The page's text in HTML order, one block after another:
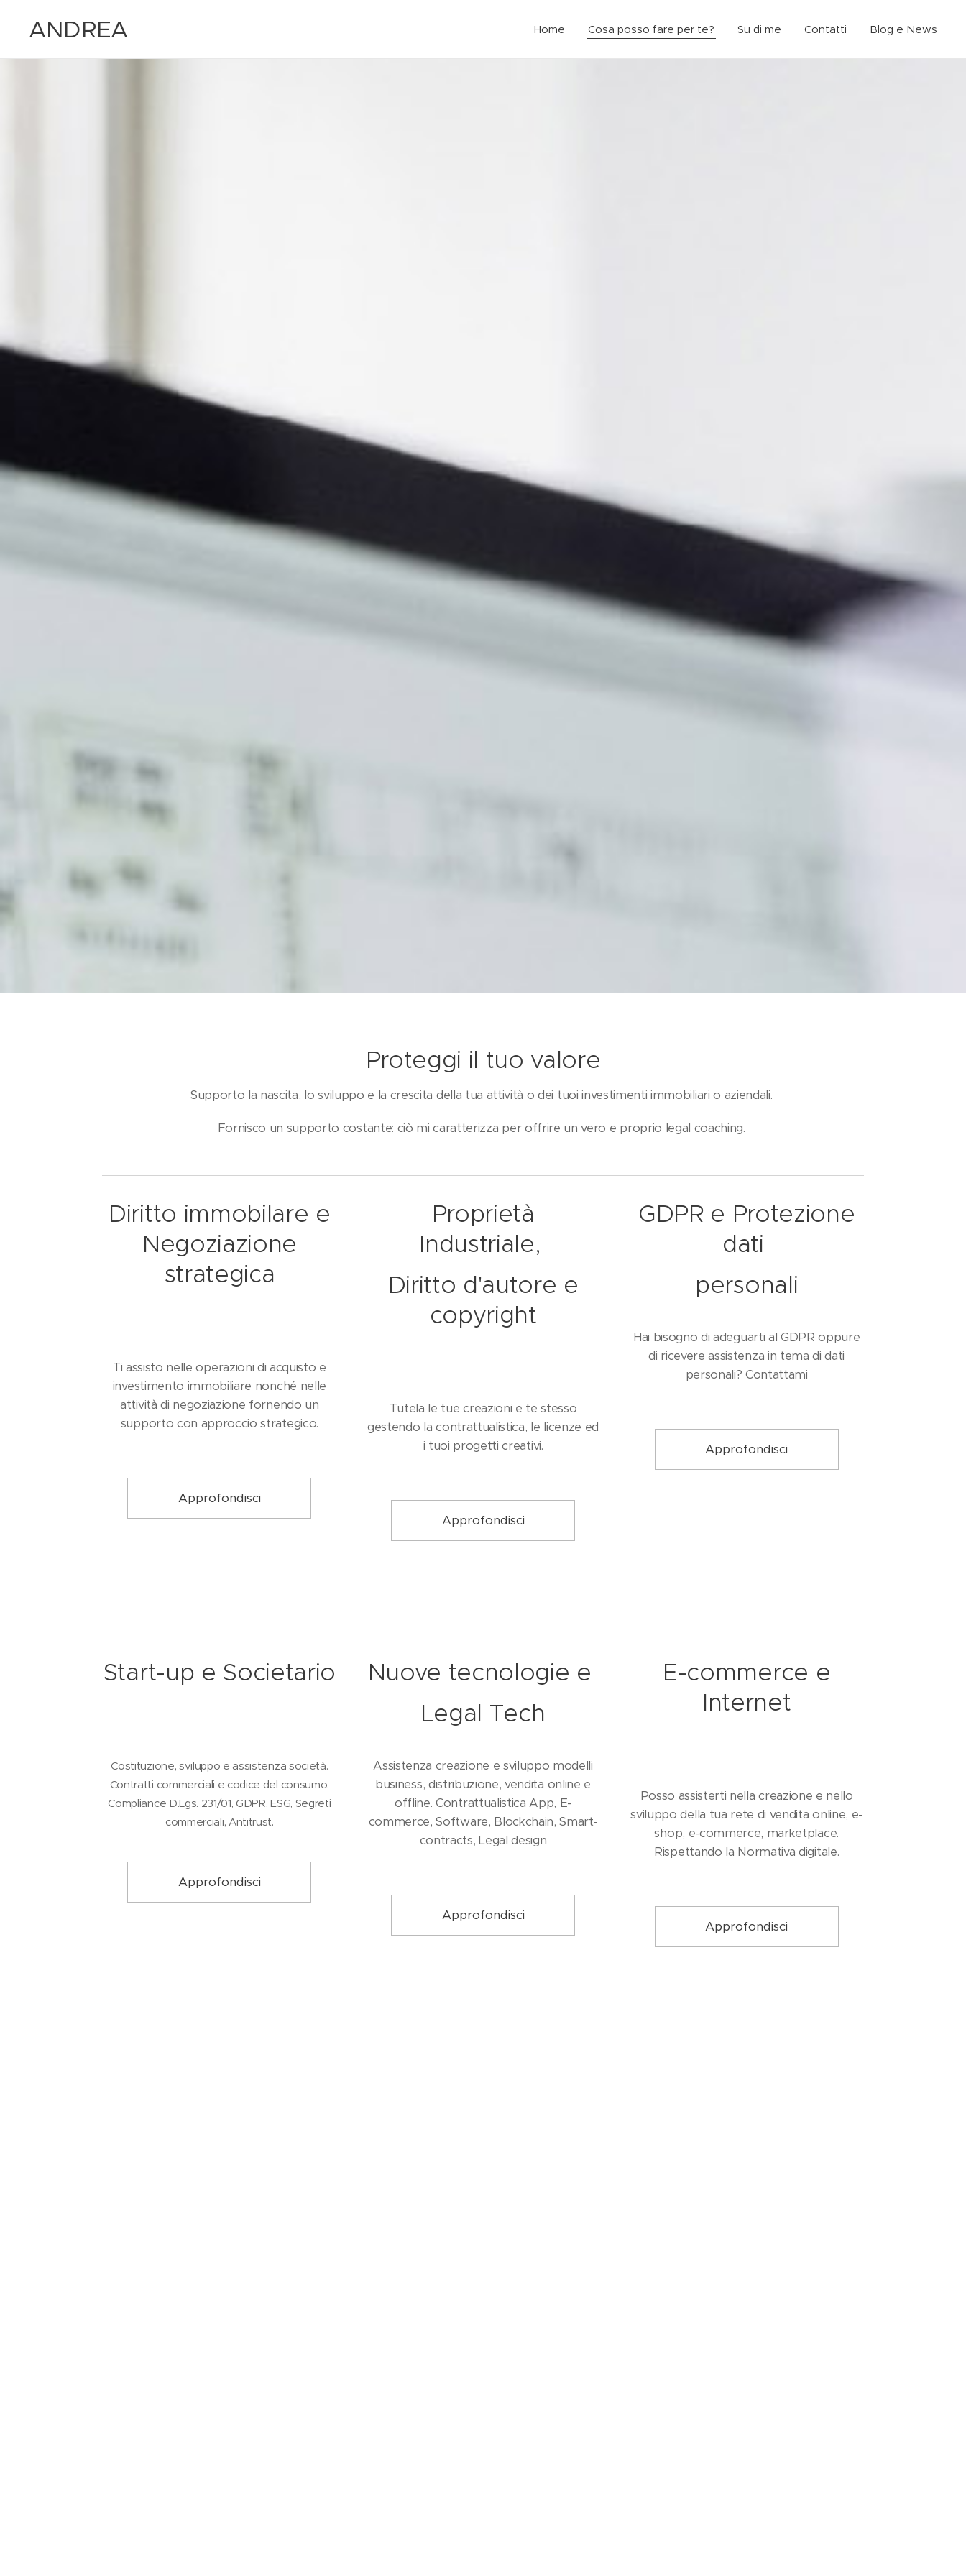
ANDREA
MARIAMAZZARO
Home Cosa posso fare per te? Su di me Contatti Blog e News
Proteggi il tuo valore
Supporto la nascita, lo sviluppo e la crescita della tua attività o dei tuoi investimenti immobiliari o aziendali.
Fornisco un supporto costante: ciò mi caratterizza per offrire un vero e proprio legal coaching.
Diritto immobilare e
Negoziazione
strategica
Ti assisto nelle operazioni di acquisto e
investimento immobiliare nonché nelle
attività di negoziazione fornendo un
supporto con approccio strategico.
Approfondisci
Proprietà
Industriale,
Diritto d'autore e
copyright
Tutela le tue creazioni e te stesso
gestendo la contrattualistica, le licenze ed
i tuoi progetti creativi.
Approfondisci
GDPR e Protezione
dati
personali
Hai bisogno di adeguarti al GDPR oppure
di ricevere assistenza in tema di dati
personali? Contattami
Approfondisci
Start-up e Societario
Costituzione, sviluppo e assistenza società.
Contratti commerciali e codice del consumo.
Compliance D.Lgs. 231/01, GDPR, ESG, Segreti
commerciali, Antitrust.
Approfondisci
Nuove tecnologie e
Legal Tech
Assistenza creazione e sviluppo modelli
business, distribuzione, vendita online e
offline. Contrattualistica App, E-
commerce, Software, Blockchain, Smart-
contracts, Legal design
Approfondisci
E-commerce e
Internet
Posso assisterti nella creazione e nello
sviluppo della tua rete di vendita online, e-
shop, e-commerce, marketplace.
Rispettando la Normativa digitale.
Approfondisci